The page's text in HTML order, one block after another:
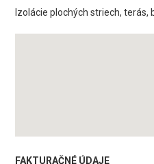
Izolácie plochých striech, terás,
FAKTURAČNÉ ÚDAJE